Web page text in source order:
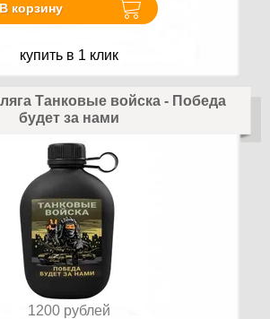
В корзину
купить в 1 клик
Танковые войска - Победа
будет за нами
1200 рублей